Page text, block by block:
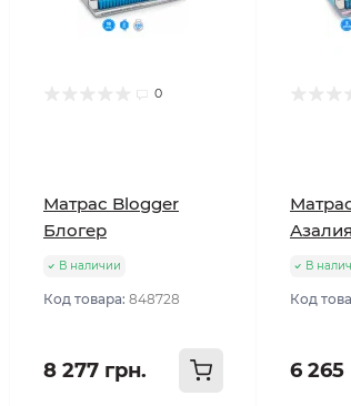
0
Матрас Blogger
Блогер
В наличии
Код товара: 848728
8 277 грн.
Азалия
В
Код
6 265